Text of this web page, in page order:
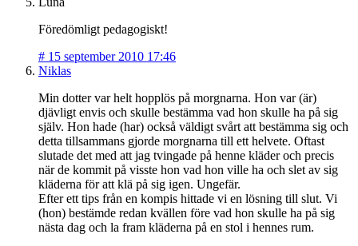
Föredömligt pedagogiskt!
# 15 september 2010 17:46
Niklas
Min dotter var helt hopplös på morgnarna. Hon var (är)
djävligt envis och skulle bestämma vad hon skulle ha på sig
själv. Hon hade (har) också väldigt svårt att bestämma sig och
detta tillsammans gjorde morgnarna till ett helvete. Oftast
slutade det med att jag tvingade på henne kläder och precis
när de kommit på visste hon vad hon ville ha och slet av sig
kläderna för att klä på sig igen. Ungefär.
Efter ett tips från en kompis hittade vi en lösning till slut. Vi
(hon) bestämde redan kvällen före vad hon skulle ha på sig
nästa dag och la fram kläderna på en stol i hennes rum.